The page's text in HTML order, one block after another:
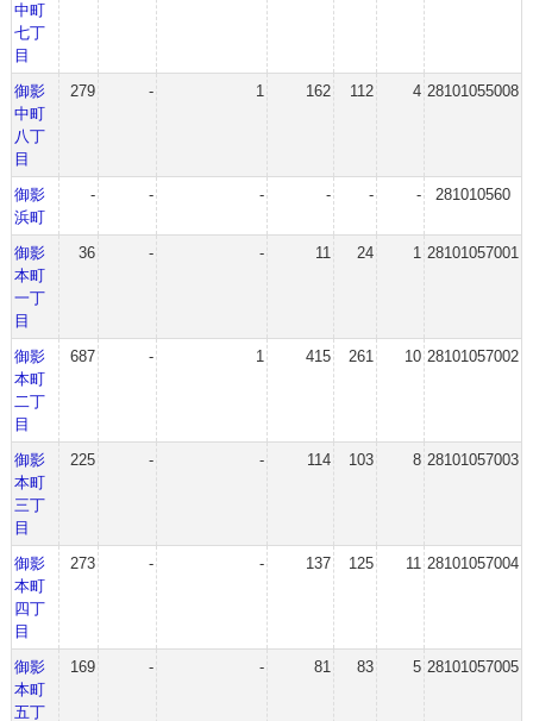
中町
七丁
目
御影
中町
八丁
目
279 - 1 162 112 4 28101055008
御影
浜町
- - - - - - 281010560
御影
本町
一丁
目
36 - - 11 24 1 28101057001
御影
本町
二丁
目
687 - 1 415 261 10 28101057002
御影
本町
三丁
目
225 - - 114 103 8 28101057003
御影
本町
四丁
目
273 - - 137 125 11 28101057004
御影
本町
五丁
169 - - 81 83 5 28101057005